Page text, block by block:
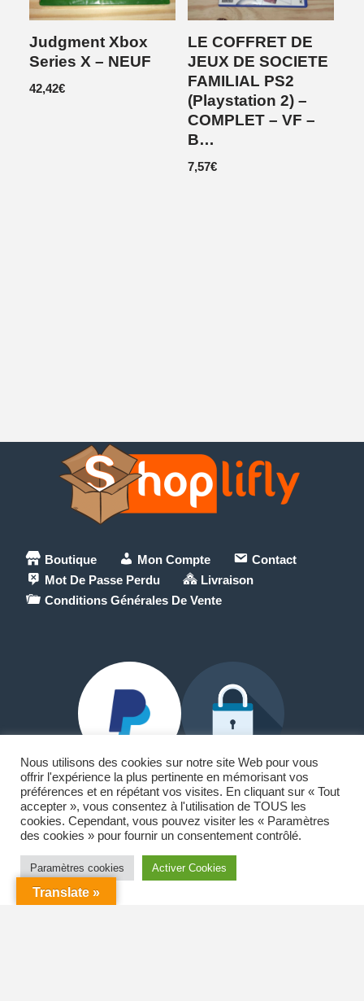
Judgment Xbox
Series X – NEUF
42,42€
LE COFFRET DE
JEUX DE SOCIETE
FAMILIAL PS2
(Playstation 2) –
COMPLET – VF –
B…
7,57€
Boutique Mon Compte
Contact
Mot De Passe Perdu
Livraison
Conditions Générales De Vente
Paypal et Carte Bancaire
🏠18 allée du lac Saint-André 73370 Le Bourget-du-Lac
☎️ 06.42.00.82.63
Nous utilisons des cookies sur notre site Web pour vous
offrir l'expérience la plus pertinente en mémorisant vos
préférences et en répétant vos visites. En cliquant sur « Tout
accepter », vous consentez à l'utilisation de TOUS les
cookies. Cependant, vous pouvez visiter les « Paramètres
des cookies » pour fournir un consentement contrôlé.
Paramètres cookies Activer Cookies
Translate »